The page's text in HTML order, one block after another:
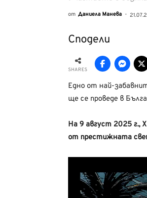
от Даниела Манева -
Сподели
SHARES
Едно от най-
ще се проведе в
На 9 август 2025 г.,
от престижната